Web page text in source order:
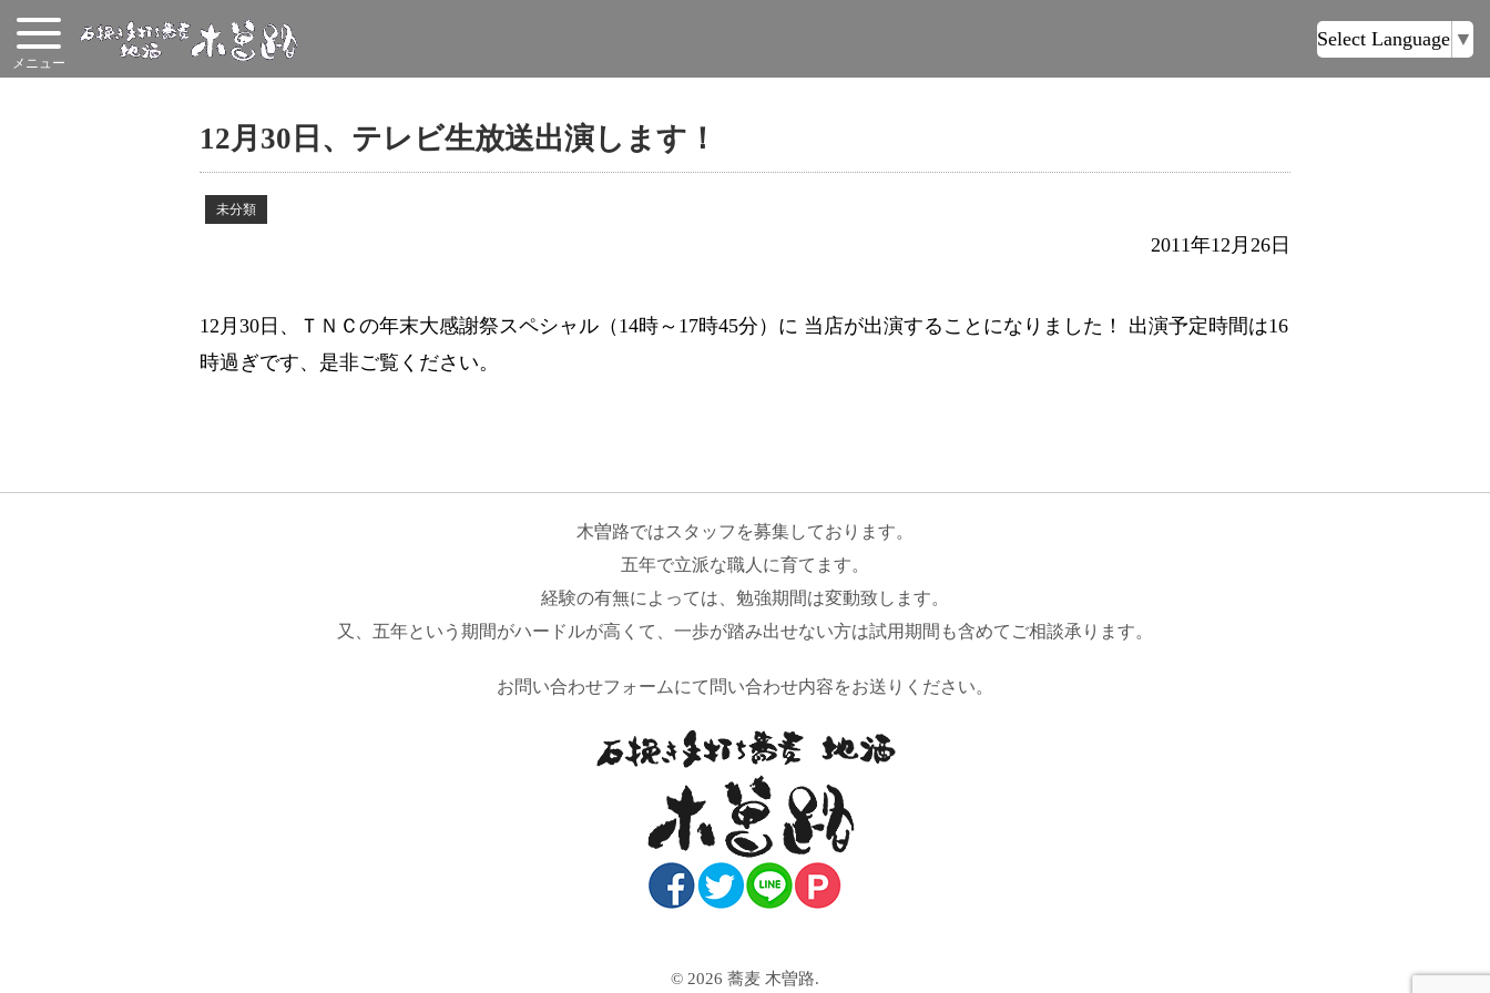
Select Language ▼
12月30日、テレビ生放送出演します！
未分類
2011年12月26日
12月30日、ＴＮＣの年末大感謝祭スペシャル（14時～17時45分）に 当店が出演することになりました！ 出演予定時間は16
時過ぎです、是非ご覧ください。
木曽路ではスタッフを募集しております。
五年で立派な職人に育てます。
経験の有無によっては、勉強期間は変動致します。
又、五年という期間がハードルが高くて、一歩が踏み出せない方は試用期間も含めてご相談承ります。
お問い合わせフォームにて問い合わせ内容をお送りください。
© 2026 蕎麦 木曽路.